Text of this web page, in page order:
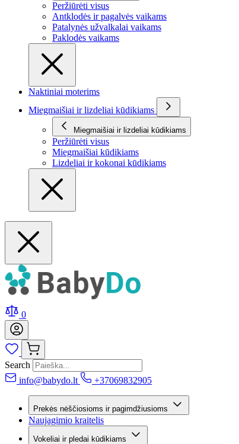
Peržiūrėti visus
Antklodės ir pagalvės vaikams
Patalynės užvalkalai vaikams
Paklodės vaikams
Naktiniai moterims
Miegmaišiai ir lizdeliai kūdikiams
Miegmaišiai ir lizdeliai kūdikiams
Peržiūrėti visus
Miegmaišiai kūdikiams
Lizdeliai ir kokonai kūdikiams
0
Search
info@babydo.lt
+37069832905
Prekės nėščiosioms ir pagimdžiusioms
Naujagimio kraitelis
Vokeliai ir pledai kūdikiams